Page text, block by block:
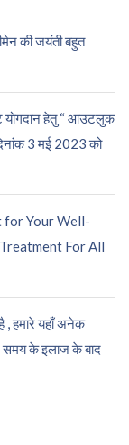
की जयंती बहुत
योगदान हेतु “ आउटलुक
3 मई 2023 को
for Your Well-
For All
, हमारे यहाँ अनेक
के इलाज के बाद